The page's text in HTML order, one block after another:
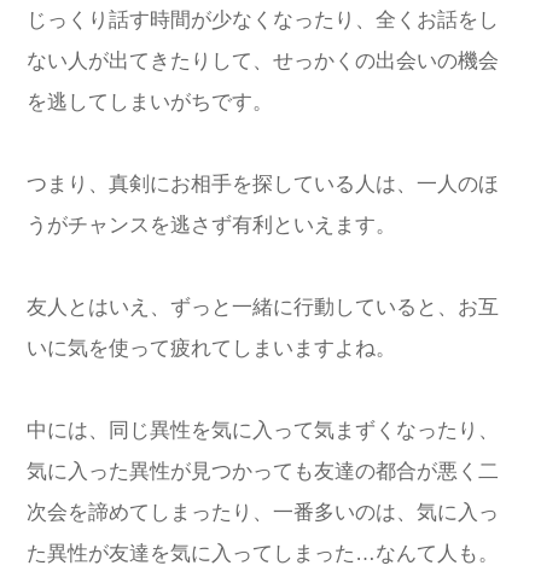
じっくり話す時間が少なくなったり、全くお話をし
ない人が出てきたりして、せっかくの出会いの機会
を逃してしまいがちです。
つまり、真剣にお相手を探している人は、一人のほ
うがチャンスを逃さず有利といえます。
友人とはいえ、ずっと一緒に行動していると、お互
いに気を使って疲れてしまいますよね。
中には、同じ異性を気に入って気まずくなったり、
気に入った異性が見つかっても友達の都合が悪く二
次会を諦めてしまったり、一番多いのは、気に入っ
た異性が友達を気に入ってしまった…なんて人も。